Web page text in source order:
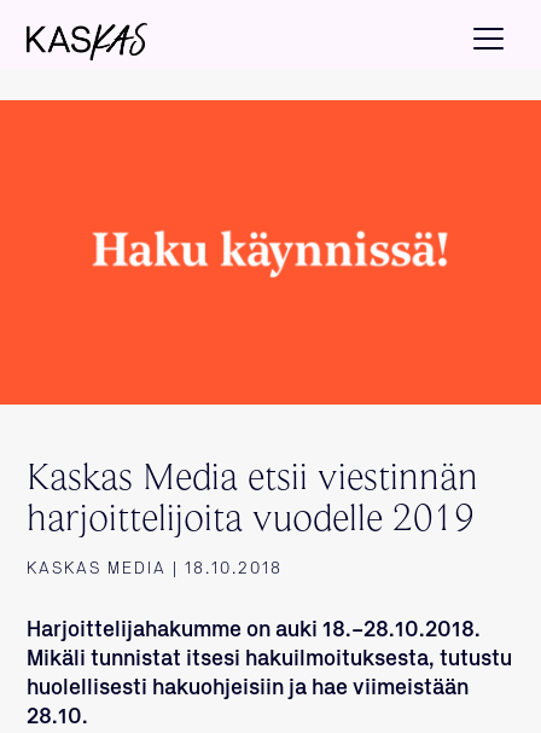
Kaskas Media etsii viestinnän
harjoittelijoita vuodelle 2019
KASKAS MEDIA | 18.10.2018
Harjoittelijahakumme on auki 18.–28.10.2018.
Mikäli tunnistat itsesi hakuilmoituksesta, tutustu
huolellisesti hakuohjeisiin ja hae viimeistään
28.10.